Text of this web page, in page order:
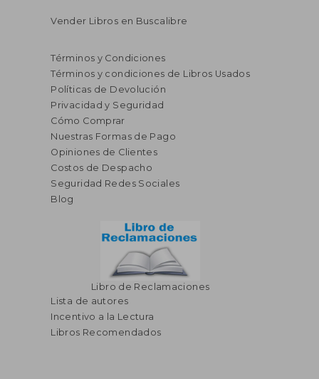
Vender Libros en Buscalibre
Términos y Condiciones
Términos y condiciones de Libros Usados
Políticas de Devolución
Privacidad y Seguridad
Cómo Comprar
Nuestras Formas de Pago
Opiniones de Clientes
Costos de Despacho
Seguridad Redes Sociales
Blog
Libro de Reclamaciones
Lista de autores
Incentivo a la Lectura
Libros Recomendados